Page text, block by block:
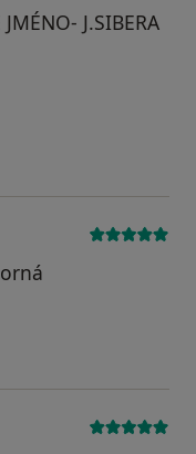
J.SIBERA
účet byl odstraněn